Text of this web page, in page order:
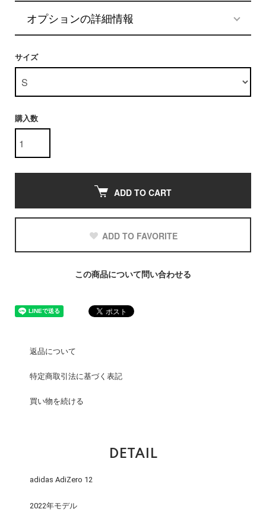
オプションの詳細情報
サイズ
購入数
ADD TO CART
ADD TO FAVORITE
この商品について問い合わせる
返品について
特定商取引法に基づく表記
買い物を続ける
DETAIL
adidas AdiZero 12
2022年モデル